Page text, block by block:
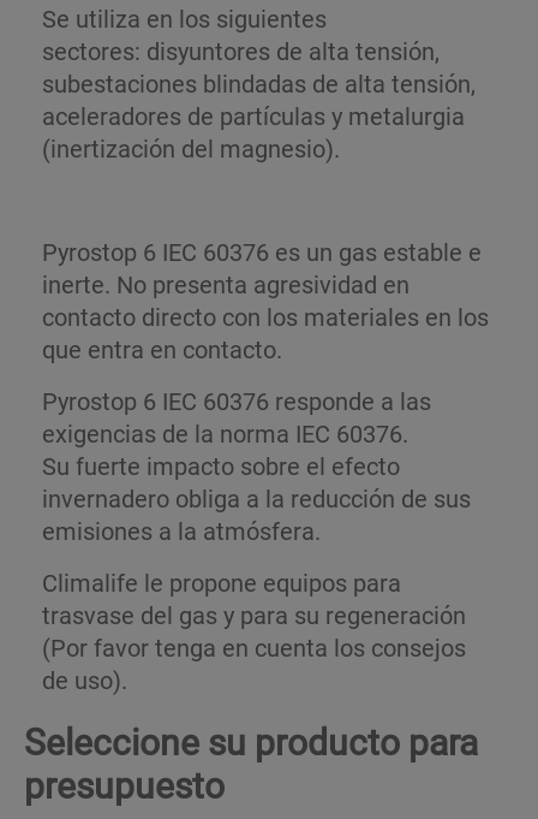
Se utiliza en los siguientes
sectores: disyuntores de alta tensión,
subestaciones blindadas de alta tensión,
aceleradores de partículas y metalurgia
(inertización del magnesio).
Pyrostop 6 IEC 60376 es un gas estable e
inerte. No presenta agresividad en
contacto directo con los materiales en los
que entra en contacto.
Pyrostop 6 IEC 60376 responde a las
exigencias de la norma IEC 60376.
Su fuerte impacto sobre el efecto
invernadero obliga a la reducción de sus
emisiones a la atmósfera.
Climalife le propone equipos para
trasvase del gas y para su regeneración
(Por favor tenga en cuenta los consejos
de uso).
Seleccione su producto para
presupuesto